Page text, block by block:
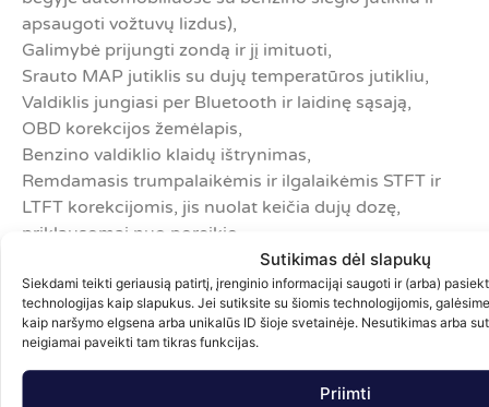
Sutikimas dėl slapukų
Siekdami teikti geriausią patirtį, įrenginio informacijąi saugoti ir (arba)
technologijas kaip slapukus. Jei sutiksite su šiomis technologijomis,
kaip naršymo elgsena arba unikalūs ID šioje svetainėje. Nesutikimas arba
neigiamai paveikti tam tikras funkcijas.
Priimti
apsaugoti vožtuvų lizdus),
Galimybė prijungti zondą ir jį imituoti,
Srauto MAP jutiklis su dujų temperatūros jutikliu,
Valdiklis jungiasi per Bluetooth ir laidinę sąsają,
OBD korekcijos žemėlapis,
Benzino valdiklio klaidų ištrynimas,
Remdamasis trumpalaikėmis ir ilgalaikėmis STFT ir
LTFT korekcijomis, jis nuolat keičia dujų dozę,
priklausomai nuo poreikio.
Papildoma informacija
Pristatymas
Gražinimas